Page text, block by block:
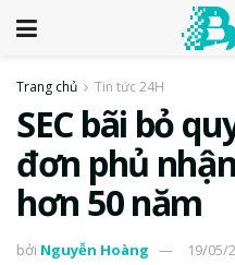
Trang chủ Tin tức 24H
SEC bãi bỏ
đơn phủ
hơn 50 năm
bởi Nguyễn Hoàng 19/05/